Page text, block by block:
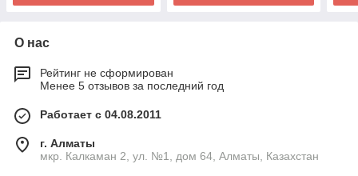
О нас
Рейтинг не сформирован
Менее 5 отзывов за последний год
Работает с 04.08.2011
г. Алматы
мкр. Калкаман 2, ул. №1, дом 64, Алматы, Казахстан